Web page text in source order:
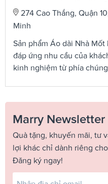
274 Cao Thắng, Quận
Minh
Sản phẩm Áo dài Nhà Mốt
đáp ứng nhu cầu của
kinh nghiệm từ phía
Marry Newsletter
Quà tặng, khuyến mãi, tư
lợi khác chỉ dành riêng
Đăng ký ngay!